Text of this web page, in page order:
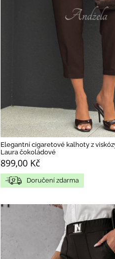
Elegantní cigaretové kalhoty z
Laura čokoládové
899,00 Kč
Doručení zdarma